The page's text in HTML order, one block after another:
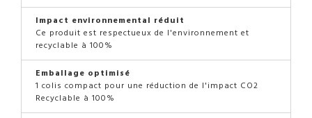
Impact environnemental réduit
Ce produit est respectueux de l'environnement et
recyclable à 100%
Emballage optimisé
1 colis compact pour une réduction de l'impact CO2
Recyclable à 100%